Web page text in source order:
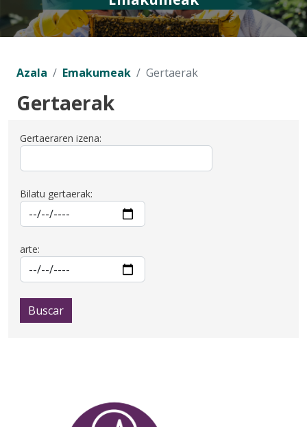
Azala Emakumeak Gertaerak
Gertaerak
Gertaeraren izena:
Bilatu gertaerak:
arte:
Buscar